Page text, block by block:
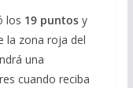
los 19 puntosy
la zona roja del
una
cuando reciba